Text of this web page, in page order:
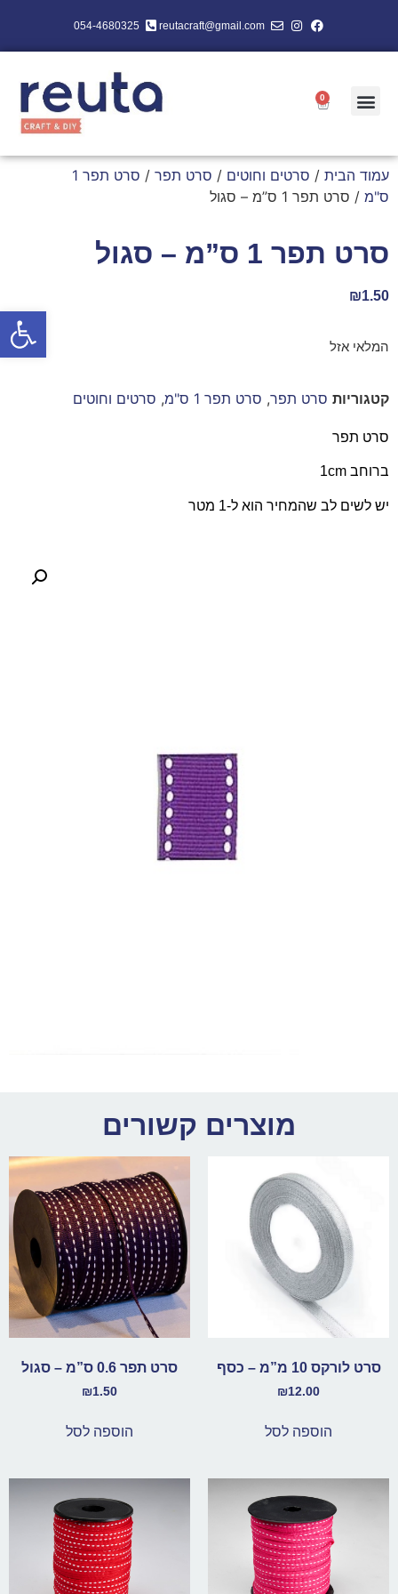
פתח
reutacraft@gmail.com
054-4680325
0
עמוד הבית / סרטים וחוטים / סרט תפר /
סרט תפר 1
ס"מ / סרט תפר 1 ס”מ – סגול
סרט תפר 1 ס”מ – סגול
₪1.50
המלאי אזל
קטגוריות סרט תפר, סרט תפר 1 ס"מ , סרטים וחוטים
סרט תפר
ברוחב 1cm
יש לשים לב שהמחיר הוא ל-1 מטר
מוצרים קשורים
סרט לורקס 10 מ”מ – כסף
₪12.00
הוספה לסל
סרט תפר 0.6 ס”מ – סגול
₪1.50
הוספה לסל